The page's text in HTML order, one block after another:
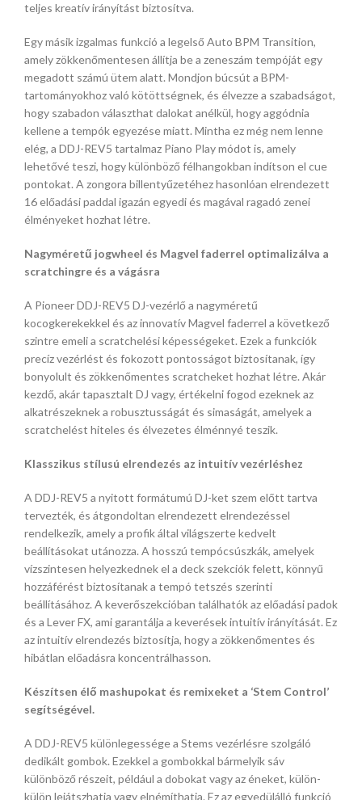
teljes kreatív irányítást biztosítva.
Egy másik izgalmas funkció a legelső Auto BPM Transition,
amely zökkenőmentesen állítja be a zeneszám tempóját egy
megadott számú ütem alatt. Mondjon búcsút a BPM-
tartományokhoz való kötöttségnek, és élvezze a szabadságot,
hogy szabadon választhat dalokat anélkül, hogy aggódnia
kellene a tempók egyezése miatt. Mintha ez még nem lenne
elég, a DDJ-REV5 tartalmaz Piano Play módot is, amely
lehetővé teszi, hogy különböző félhangokban indítson el cue
pontokat. A zongora billentyűzetéhez hasonlóan elrendezett
16 előadási paddal igazán egyedi és magával ragadó zenei
élményeket hozhat létre.
Nagyméretű jogwheel és Magvel faderrel optimalizálva a
scratchingre és a vágásra
A Pioneer DDJ-REV5 DJ-vezérlő a nagyméretű
kocogkerekekkel és az innovatív Magvel faderrel a következő
szintre emeli a scratchelési képességeket. Ezek a funkciók
precíz vezérlést és fokozott pontosságot biztosítanak, így
bonyolult és zökkenőmentes scratcheket hozhat létre. Akár
kezdő, akár tapasztalt DJ vagy, értékelni fogod ezeknek az
alkatrészeknek a robusztusságát és simaságát, amelyek a
scratchelést hiteles és élvezetes élménnyé teszik.
Klasszikus stílusú elrendezés az intuitív vezérléshez
A DDJ-REV5 a nyitott formátumú DJ-ket szem előtt tartva
tervezték, és átgondoltan elrendezett elrendezéssel
rendelkezik, amely a profik által világszerte kedvelt
beállításokat utánozza. A hosszú tempócsúszkák, amelyek
vízszintesen helyezkednek el a deck szekciók felett, könnyű
hozzáférést biztosítanak a tempó tetszés szerinti
beállításához. A keverőszekcióban találhatók az előadási padok
és a Lever FX, ami garantálja a keverések intuitív irányítását. Ez
az intuitív elrendezés biztosítja, hogy a zökkenőmentes és
hibátlan előadásra koncentrálhasson.
Készítsen élő mashupokat és remixeket a ‘Stem Control’
segítségével.
A DDJ-REV5 különlegessége a Stems vezérlésre szolgáló
dedikált gombok. Ezekkel a gombokkal bármelyik sáv
különböző részeit, például a dobokat vagy az éneket, külön-
külön lejátszhatja vagy elnémíthatja. Ez az egyedülálló funkció